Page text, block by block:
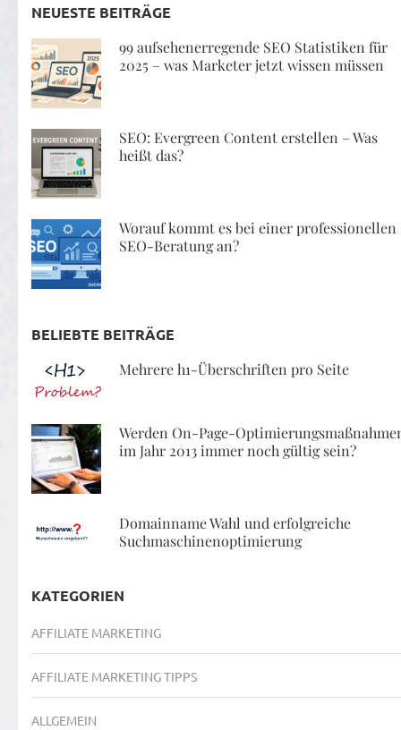
NEUESTE BEITRÄGE
99 aufsehenerregende SEO Statistiken für
2025 – was Marketer jetzt wissen müssen
SEO: Evergreen Content erstellen – Was
heißt das?
Worauf kommt es bei einer professionellen
SEO-Beratung an?
BELIEBTE BEITRÄGE
Mehrere h1-Überschriften pro Seite
Werden On-Page-
im Jahr 2013 immer noch gültig sein?
Domainname Wahl und erfolgreiche
Suchmaschinenoptimierung
KATEGORIEN
AFFILIATE MARKETING
AFFILIATE MARKETING TIPPS
ALLGEMEIN